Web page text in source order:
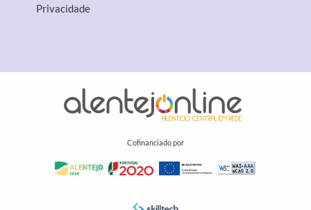
Privacidade
Cofinanciado por